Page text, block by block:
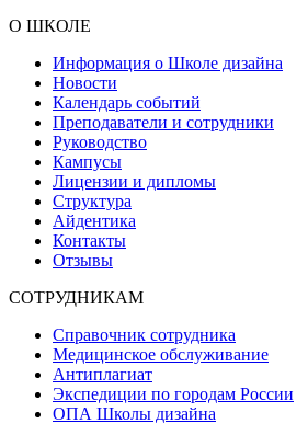
О ШКОЛЕ
Информация о Школе дизайна
Новости
Календарь событий
Преподаватели и сотрудники
Руководство
Кампусы
Лицензии и дипломы
Структура
Айдентика
Контакты
Отзывы
СОТРУДНИКАМ
Справочник сотрудника
Медицинское обслуживание
Антиплагиат
Экспедиции по городам России
ОПА Школы дизайна